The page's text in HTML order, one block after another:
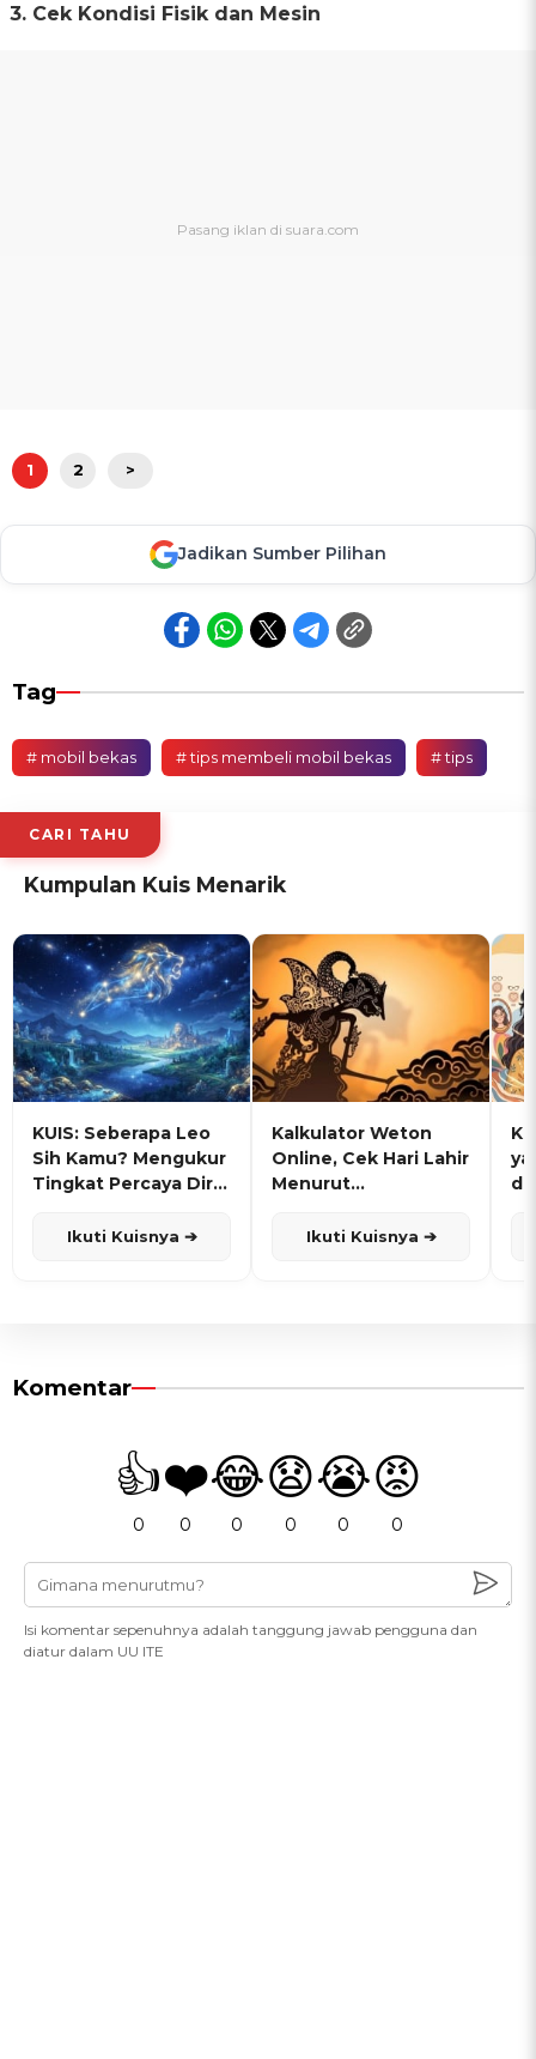
3. Cek Kondisi Fisik dan Mesin
1 2 >
Jadikan Sumber Pilihan
Tag
# mobil bekas # tips membeli mobil bekas # tips
CARI TAHU
Kumpulan Kuis Menarik
KUIS: Seberapa Leo
Sih Kamu? Mengukur
Tingkat Percaya Diri
Ikuti Kuisnya ➔
Kalkulator Weton
Online, Cek Hari Lahir
Menurut
Ikuti Kuisnya ➔
Komentar
👍
0
❤️
0
😂
0
😧
0
😭
0
😡
0
Isi komentar sepenuhnya adalah tanggung jawab pengguna dan
diatur dalam UU ITE